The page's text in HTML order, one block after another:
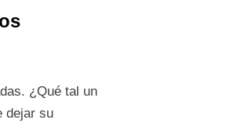
¿Qué tal un
dejar su